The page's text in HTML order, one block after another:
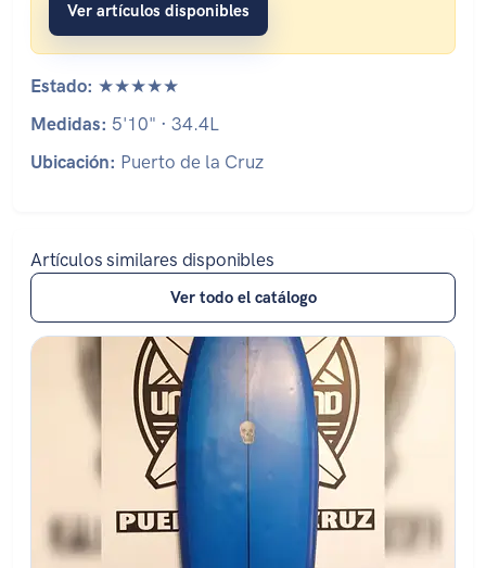
Ver artículos disponibles
Estado: ★★★★★
Medidas: 5'10" · 34.4L
Ubicación: Puerto de la Cruz
Artículos similares disponibles
Ver todo el catálogo
Estado: ★★★★☆